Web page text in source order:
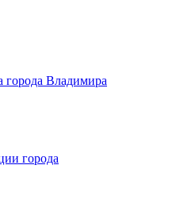
города Владимира
города